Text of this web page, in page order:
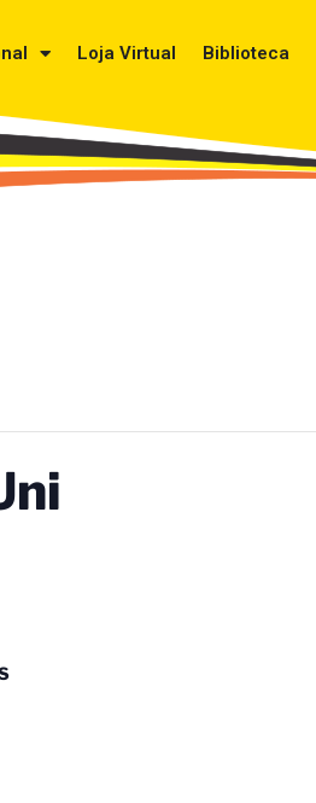
Loja Virtual Biblioteca